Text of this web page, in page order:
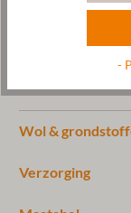
Wol &
Verzorging
-